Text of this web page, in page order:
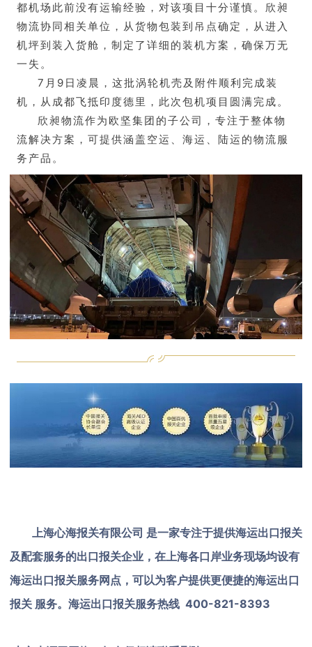
都机场此前没有运输经验，对该项目十分谨慎。欣昶
物流协同相关单位，从货物包装到吊点确定，从进入
机坪到装入货舱，制定了详细的装机方案，确保万无
一失。
7月9日凌晨，这批涡轮机壳及附件顺利完成装
机，从成都飞抵印度德里，此次包机项目圆满完成。
欣昶物流作为欧坚集团的子公司，专注于整体物
流解决方案，可提供涵盖空运、海运、陆运的物流服
务产品。
上海心海报关有限公司 是一家专注于提供海运出口报关
及配套服务的出口报关企业，在上海各口岸业务现场均设有
海运出口报关服务网点，可以为客户提供更便捷的海运出口
报关 服务。海运出口报关服务热线 400-821-8393